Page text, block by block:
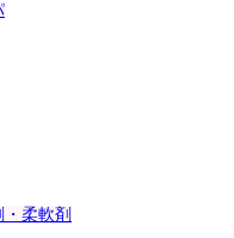
柔軟剤